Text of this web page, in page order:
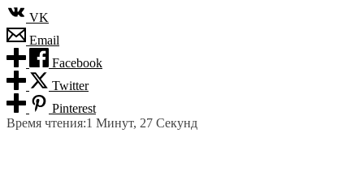
VK
Email
Facebook
Twitter
Pinterest
Время чтения:1 Минут, 27 Секунд